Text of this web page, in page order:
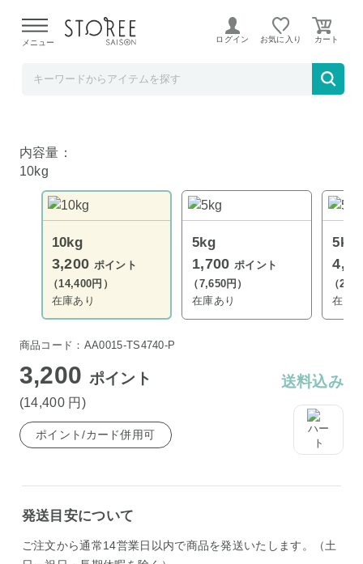
よる配送遅延が発生しております。
メニュー ログイン お気に入り
新潟県魚沼産 こしひかり 10kg 令和7年産
内容量：
10kg
10kg
3,200 ポイント
（14,400円）
在庫あり
5kg
1,700 ポイント
（7,650円）
在庫あり
（
在庫
商品コード：AA0015-TS4740-P
3,200 ポイント
(14,400 円 )
送料込み
ポイント/カード併用可
発送目安について
ご注文から通常14営業日以内で商品を発送いたします。（土